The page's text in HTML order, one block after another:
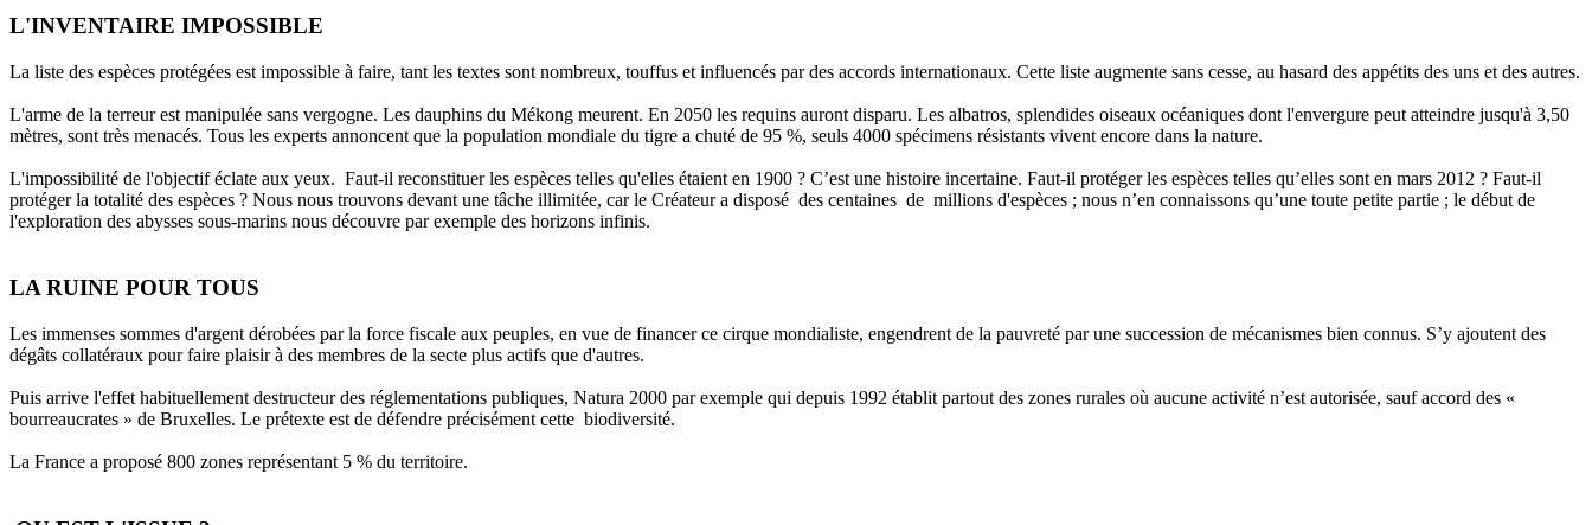
L'INVENTAIRE IMPOSSIBLE
La liste des espèces protégées est impossible à faire, tant les textes sont nombreux, touffus et influencés par des accords internationaux. Cette liste augmente sans cesse, au hasard des appétits des uns et des autres.
L'arme de la terreur est manipulée sans vergogne. Les dauphins du Mékong meurent. En 2050 les requins auront disparu. Les albatros, splendides oiseaux océaniques dont l'envergure peut atteindre jusqu'à 3,50
mètres, sont très menacés. Tous les experts annoncent que la population mondiale du tigre a chuté de 95 %, seuls 4000 spécimens résistants vivent encore dans la nature.
L'impossibilité de l'objectif éclate aux yeux. Faut-il reconstituer les espèces telles qu'elles étaient en 1900 ? C’est une histoire incertaine. Faut-il protéger les espèces telles qu’elles sont en mars 2012 ? Faut-il
protéger la totalité des espèces ? Nous nous trouvons devant une tâche illimitée, car le Créateur a disposé des centaines de millions d'espèces ; nous n’en connaissons qu’une toute petite partie ; le début de
l'exploration des abysses sous-marins nous découvre par exemple des horizons infinis.
LA RUINE POUR TOUS
Les immenses sommes d'argent dérobées par la force fiscale aux peuples, en vue de financer ce cirque mondialiste, engendrent de la pauvreté par une succession de mécanismes bien connus. S’y ajoutent des
dégâts collatéraux pour faire plaisir à des membres de la secte plus actifs que d'autres.
Puis arrive l'effet habituellement destructeur des réglementations publiques, Natura 2000 par exemple qui depuis 1992 établit partout des zones rurales où aucune activité n’est autorisée, sauf accord des «
bourreaucrates » de Bruxelles. Le prétexte est de défendre précisément cette biodiversité.
La France a proposé 800 zones représentant 5 % du territoire.